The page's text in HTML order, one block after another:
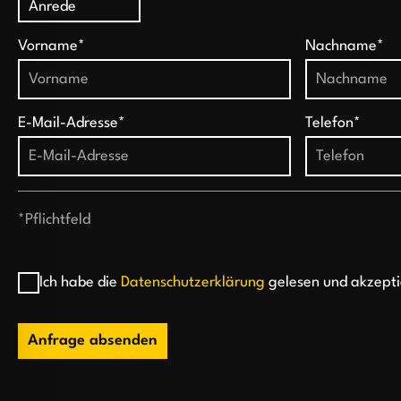
Vorname* Nachname*
E-Mail-Adresse* Telefon*
*Pflichtfeld
Ich habe die Datenschutzerklärung gelesen und
Anfrage absenden